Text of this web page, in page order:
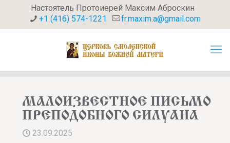
Настоятель Протоиерей Максим Аброскин
+1 (416) 574-1221
fr.maxim.a@gmail.com
МАЛОИЗВЕСТНОЕ ПИСЬМО
ПРЕПОДОБНОГО СИЛУАНА
23.09.2025